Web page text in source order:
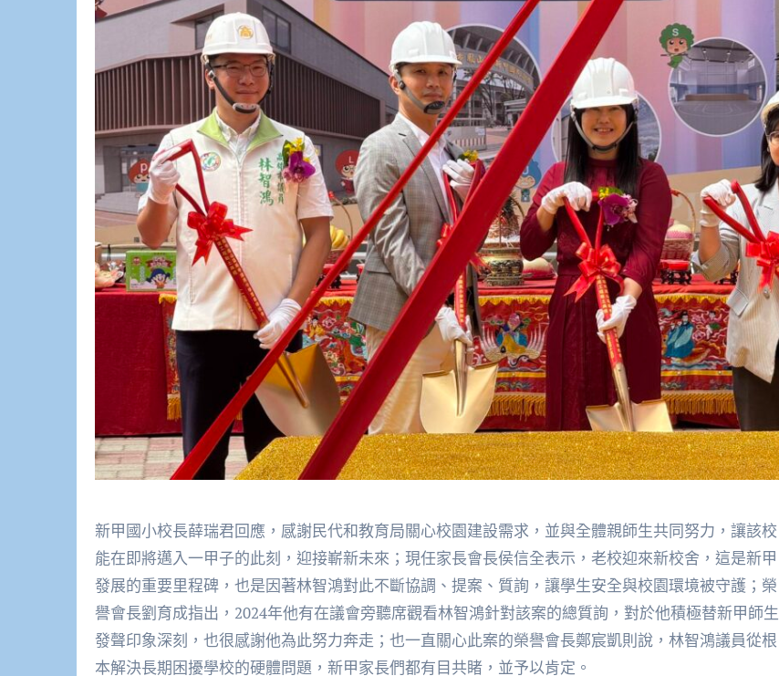
新甲國小校長薛瑞君回應，感謝民代和教育局關心校園建設需求，並與全體親師生共同努力，讓該校
能在即將邁入一甲子的此刻，迎接嶄新未來；現任家長會長侯信全表示，老校迎來新校舍，這是新甲
發展的重要里程碑，也是因著林智鴻對此不斷協調、提案、質詢，讓學生安全與校園環境被守護；榮
譽會長劉育成指出，2024年他有在議會旁聽席觀看林智鴻針對該案的總質詢，對於他積極替新甲師生
發聲印象深刻，也很感謝他為此努力奔走；也一直關心此案的榮譽會長鄭宸凱則說，林智鴻議員從根
本解決長期困擾學校的硬體問題，新甲家長們都有目共睹，並予以肯定。